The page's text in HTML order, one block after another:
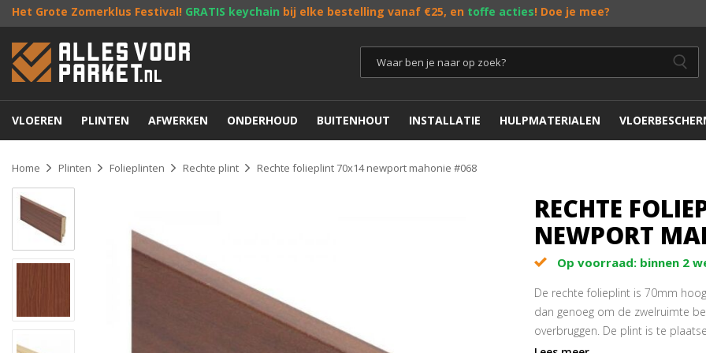
Het Grote Zomerklus Festival! GRATIS keychain bij elke bestelling vanaf €25, en toffe acties! Doe je mee?
VLOEREN PLINTEN AFWERKEN ONDERHOUD BUITENHOUT INSTALLATIE HULPMATERIALEN
Home Plinten Folieplinten Rechte plint Rechte folieplint 70x14 newport mahonie #068
RECHTE
NEWPORT
Op voorraad: binnen 2
De rechte folieplint is 70mm
dan genoeg om de zwelruimte
overbruggen. De plint is te
een kabelgoot. De rechte